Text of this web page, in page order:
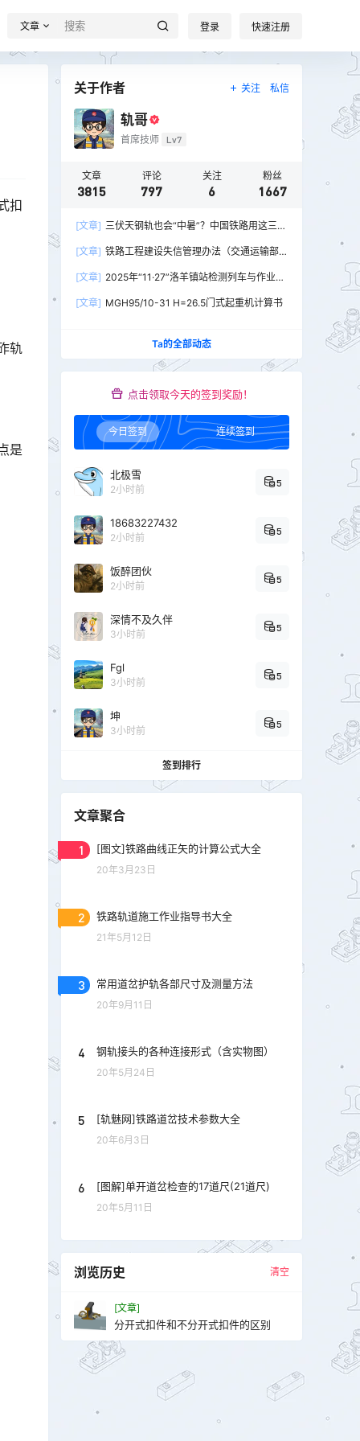
文章 登录 快速注册
扣
轨
是
关于作者 关注 私信
轨哥
首席技师 Lv7
文章
3815
评论
797
关注
6
粉丝
1667
[文章] 三伏天钢轨也会“中暑”？中国铁路用这三招
[文章] 铁路工程建设失信管理办法（交通运输部
[文章] 2025年“11·27”洛羊镇站检测列车与作业人
[文章] MGH95/10-31 H=26.5门式起重机计算书
Ta的全部动态
点击领取今天的签到奖励！
今日签到 连续签到
北极雪
2小时前
5
18683227432
2小时前
5
饭醉团伙
2小时前
5
深情不及久伴
3小时前
5
Fgl
3小时前
5
坤
3小时前
5
签到排行
文章聚合
1 [图文]铁路曲线正矢的计算公式大全
20年3月23日
2 铁路轨道施工作业指导书大全
21年5月12日
3 常用道岔护轨各部尺寸及测量方法
20年9月11日
4 钢轨接头的各种连接形式（含实物图）
20年5月24日
5 [轨魅网]铁路道岔技术参数大全
20年6月3日
6 [图解]单开道岔检查的17道尺(21道尺)
20年5月11日
浏览历史 清空
[文章]
分开式扣件和不分开式扣件的区别